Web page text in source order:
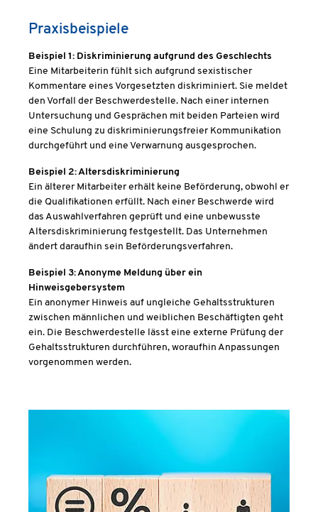
Praxisbeispiele
Beispiel 1: Diskriminierung aufgrund des Geschlechts
Eine Mitarbeiterin fühlt sich aufgrund sexistischer
Kommentare eines Vorgesetzten diskriminiert. Sie meldet
den Vorfall der Beschwerdestelle. Nach einer internen
Untersuchung und Gesprächen mit beiden Parteien wird
eine Schulung zu diskriminierungsfreier Kommunikation
durchgeführt und eine Verwarnung ausgesprochen.
Beispiel 2: Altersdiskriminierung
Ein älterer Mitarbeiter erhält keine Beförderung, obwohl er
die Qualifikationen erfüllt. Nach einer Beschwerde wird
das Auswahlverfahren geprüft und eine unbewusste
Altersdiskriminierung festgestellt. Das Unternehmen
ändert daraufhin sein Beförderungsverfahren.
Beispiel 3: Anonyme Meldung über ein
Hinweisgebersystem
Ein anonymer Hinweis auf ungleiche Gehaltsstrukturen
zwischen männlichen und weiblichen Beschäftigten geht
ein. Die Beschwerdestelle lässt eine externe Prüfung der
Gehaltsstrukturen durchführen, woraufhin Anpassungen
vorgenommen werden.